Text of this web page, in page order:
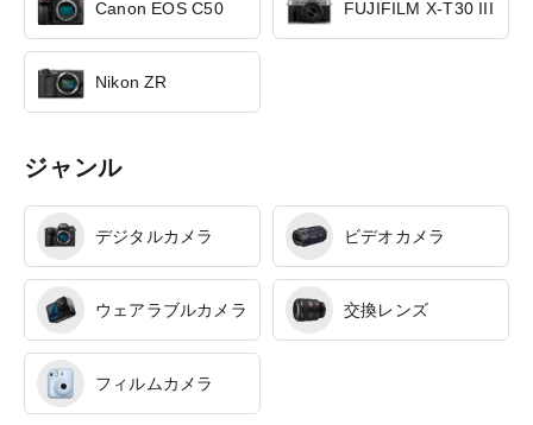
Canon EOS C50 FUJIFILM X-T30 III
Nikon ZR
ジャンル
デジタルカメラ ビデオカメラ
ウェアラブルカメラ 交換レンズ
フィルムカメラ